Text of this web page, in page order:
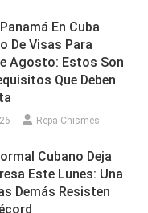
En Cuba
De Visas Para
Agosto: Estos Son
Que Deben
Repa Chismes
Cubano Deja
Este Lunes: Una
Demás Resisten